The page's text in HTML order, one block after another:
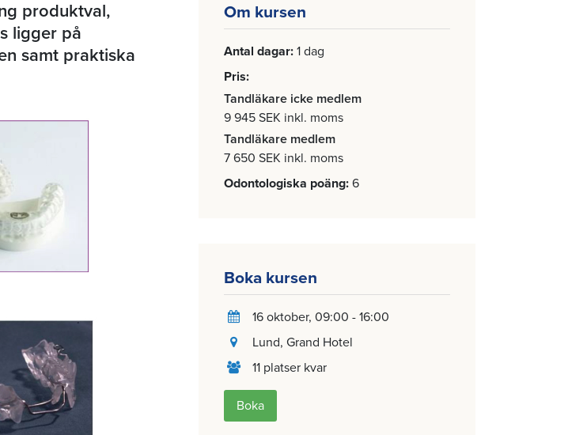
Om kursen
Antal dagar 1 dag
Pris
Tandläkare icke medlem
9 945 SEK inkl. moms
Tandläkare medlem
7 650 SEK inkl. moms
Odontologiska poäng 6
Boka kursen
16 oktober, 09:00 - 16:00
Lund, Grand Hotel
11 platser kvar
Boka
produktval,
ligger på
samt praktiska